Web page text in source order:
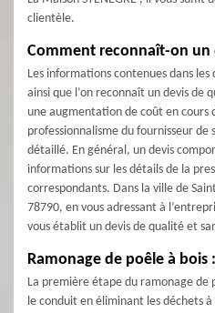
clientèle.
Comment reconnaît-on un
Les informations contenues dans
ainsi que l’on reconnaît un devis de
une augmentation de coût en cours
professionnalisme du fournisseur
détaillé. En général, un devis
informations sur les détails de la
correspondants. Dans la ville de
78790, en vous adressant à
vous établit un devis de qualité et
Ramonage de poêle à bois
La première étape du ramonage de
le conduit en éliminant les déchets à